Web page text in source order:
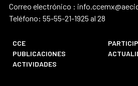
Correo electrónico :
Teléfono: 55-55-21-1925 al 28
CCE
PUBLICACIONES
ACTIVIDADES